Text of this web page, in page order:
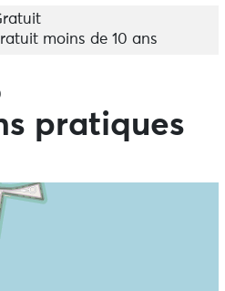
moins de 10 ans
pratiques